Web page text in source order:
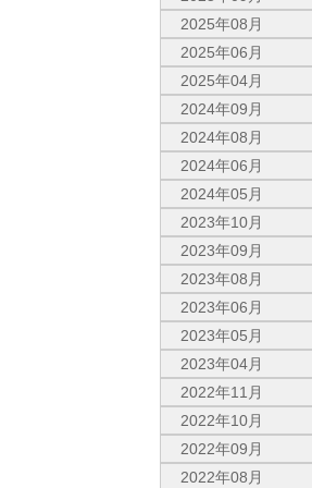
2025年08月
2025年06月
2025年04月
2024年09月
2024年08月
2024年06月
2024年05月
2023年10月
2023年09月
2023年08月
2023年06月
2023年05月
2023年04月
2022年11月
2022年10月
2022年09月
2022年08月